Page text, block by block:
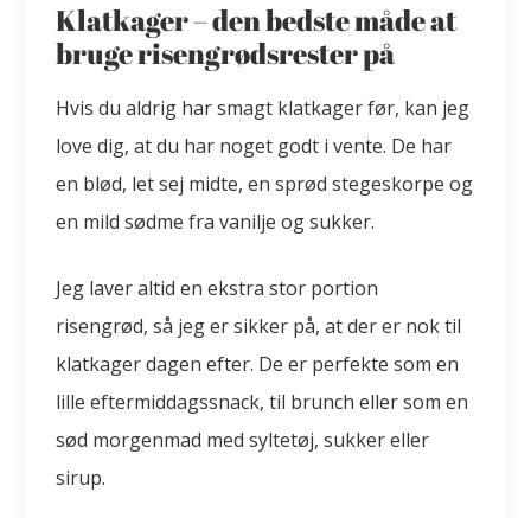
Klatkager – den bedste måde at
bruge risengrødsrester på
Hvis du aldrig har smagt klatkager før, kan jeg
love dig, at du har noget godt i vente. De har
en blød, let sej midte, en sprød stegeskorpe og
en mild sødme fra vanilje og sukker.
Jeg laver altid en ekstra stor portion
risengrød, så jeg er sikker på, at der er nok til
klatkager dagen efter. De er perfekte som en
lille eftermiddagssnack, til brunch eller som en
sød morgenmad med syltetøj, sukker eller
sirup.